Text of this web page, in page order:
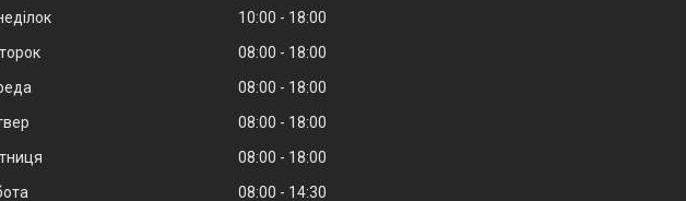
10:00
18:00
08:00
18:00
08:00
18:00
08:00
18:00
08:00
18:00
08:00
14:30